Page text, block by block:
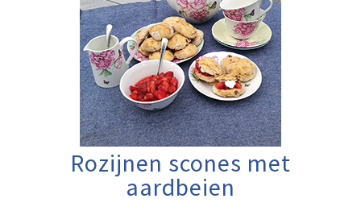
Rozijnen scones met
aardbeien